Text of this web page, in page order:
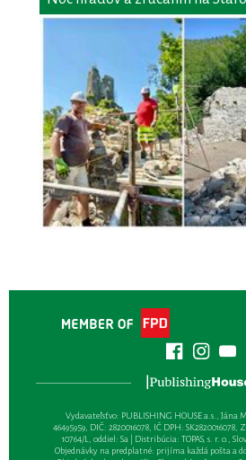
Vydavateľsťvo: PUBLISHING HOUSE a.s., Jána
46495959, DIČ: 2820016078, IČ DPH: SK2820016078,
10764/L, oddiel: Sa | Distribúcia: TOPAS, s. r. o.,
Objednávky na predplatné: prijíma každá pošta a